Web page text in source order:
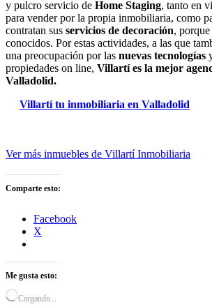
y pulcro servicio de Home Staging, tanto en
para vender por la propia inmobiliaria, como
contratan sus servicios de decoración,
conocidos. Por estas actividades, a las que
una preocupación por las nuevas tecnologías
propiedades on line, Villartí es la mejor
Valladolid.
Villartí tu inmobiliaria en Valladolid
Ver más inmuebles de Villartí Inmobiliaria
Comparte esto:
Facebook
X
Me gusta esto:
Cargando...